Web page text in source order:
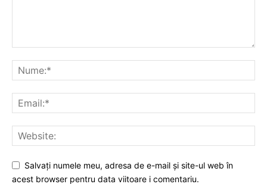
Salvați numele meu, adresa de e-mail și site-ul web în
acest browser pentru data viitoare i comentariu.